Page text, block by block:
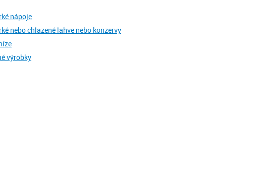
nápoje
nebo chlazené lahve nebo konzervy
výrobky